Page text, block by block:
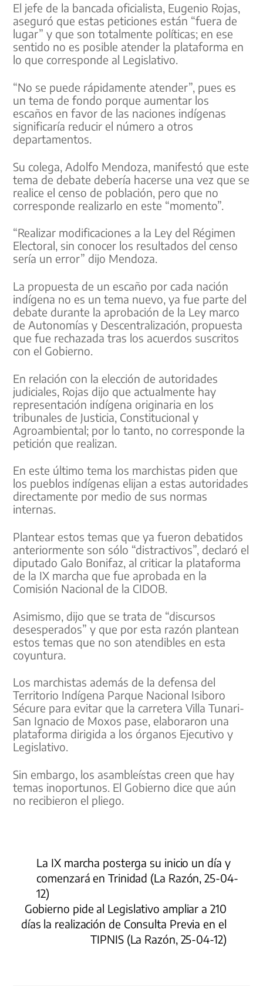
El jefe de la bancada oficialista, Eugenio Rojas,
aseguró que estas peticiones están “fuera de
lugar” y que son totalmente políticas; en ese
sentido no es posible atender la plataforma en
lo que corresponde al Legislativo.
“No se puede rápidamente atender”, pues es
un tema de fondo porque aumentar los
escaños en favor de las naciones indígenas
significaría reducir el número a otros
departamentos.
Su colega, Adolfo Mendoza, manifestó que este
tema de debate debería hacerse una vez que se
realice el censo de población, pero que no
corresponde realizarlo en este “momento”.
“Realizar modificaciones a la Ley del Régimen
Electoral, sin conocer los resultados del censo
sería un error” dijo Mendoza.
La propuesta de un escaño por cada nación
indígena no es un tema nuevo, ya fue parte del
debate durante la aprobación de la Ley marco
de Autonomías y Descentralización, propuesta
que fue rechazada tras los acuerdos suscritos
con el Gobierno.
En relación con la elección de autoridades
judiciales, Rojas dijo que actualmente hay
representación indígena originaria en los
tribunales de Justicia, Constitucional y
Agroambiental; por lo tanto, no corresponde la
petición que realizan.
En este último tema los marchistas piden que
los pueblos indígenas elijan a estas autoridades
directamente por medio de sus normas
internas.
Plantear estos temas que ya fueron debatidos
anteriormente son sólo “distractivos”, declaró el
diputado Galo Bonifaz, al criticar la plataforma
de la IX marcha que fue aprobada en la
Comisión Nacional de la CIDOB.
Asimismo, dijo que se trata de “discursos
desesperados” y que por esta razón plantean
estos temas que no son atendibles en esta
coyuntura.
Los marchistas además de la defensa del
Territorio Indígena Parque Nacional Isiboro
Sécure para evitar que la carretera Villa Tunari-
San Ignacio de Moxos pase, elaboraron una
plataforma dirigida a los órganos Ejecutivo y
Legislativo.
Sin embargo, los asambleístas creen que hay
temas inoportunos. El Gobierno dice que aún
no recibieron el pliego.
La IX marcha posterga su inicio un día y
comenzará en Trinidad (La Razón, 25-04-
12)
Gobierno pide al Legislativo ampliar a 210
días la realización de Consulta Previa en el
TIPNIS (La Razón, 25-04-12)